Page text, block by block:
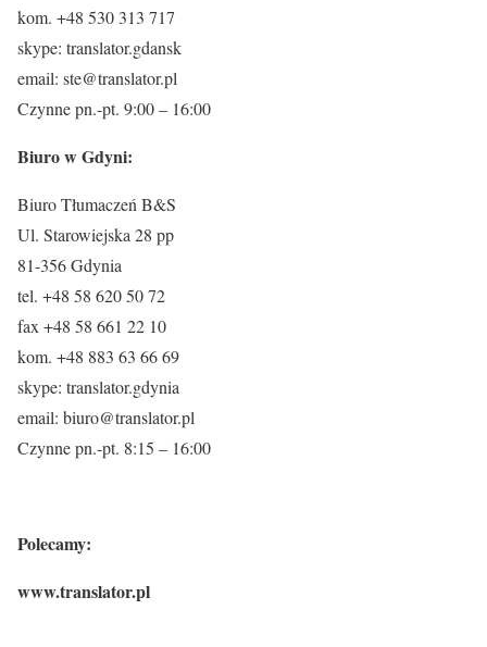
kom. +48 530 313 717
skype: translator.gdansk
email: ste@translator.pl
Czynne pn.-pt. 9:00 – 16:00
Biuro w Gdyni:
Biuro Tłumaczeń B&S
Ul. Starowiejska 28 pp
81-356 Gdynia
tel. +48 58 620 50 72
fax +48 58 661 22 10
kom. +48 883 63 66 69
skype: translator.gdynia
email: biuro@translator.pl
Czynne pn.-pt. 8:15 – 16:00
Polecamy:
www.translator.pl